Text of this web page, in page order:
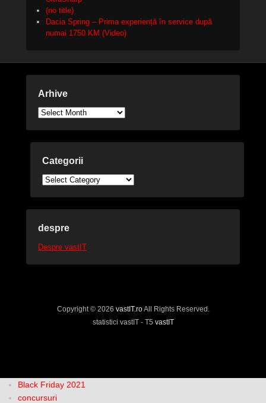
(no title)
Dacia Spring – Prima experiență în service după
numai 1750 KM (Video)
Arhive
Arhive
Categorii
Categorii
despre
Despre vastIT
Copyright © 2026 vastIT.roAll Rights Reserved.
statistici vastIT - T5 vastIT
Black Friday 2021
concursuri